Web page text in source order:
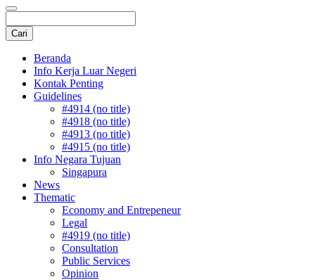
Beranda
Info Kerja Luar Negeri
Kontak Penting
Guidelines
#4914 (no title)
#4918 (no title)
#4913 (no title)
#4915 (no title)
Info Negara Tujuan
Singapura
News
Thematic
Economy and Entrepeneur
Legal
#4919 (no title)
Consultation
Public Services
Opinion